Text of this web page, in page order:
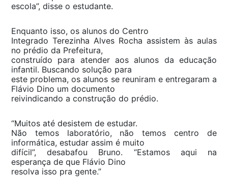
escola”, disse o estudante.
Enquanto isso, os alunos do Centro
Integrado Terezinha Alves Rocha assistem às aulas
no prédio da Prefeitura,
construído para atender aos alunos da educação
infantil. Buscando solução para
este problema, os alunos se reuniram e entregaram a
Flávio Dino um documento
reivindicando a construção do prédio.
“Muitos até desistem de estudar.
Não temos laboratório, não temos centro de
informática, estudar assim é muito
difícil”, desabafou Bruno. “Estamos aqui na
esperança de que Flávio Dino
resolva isso pra gente.”